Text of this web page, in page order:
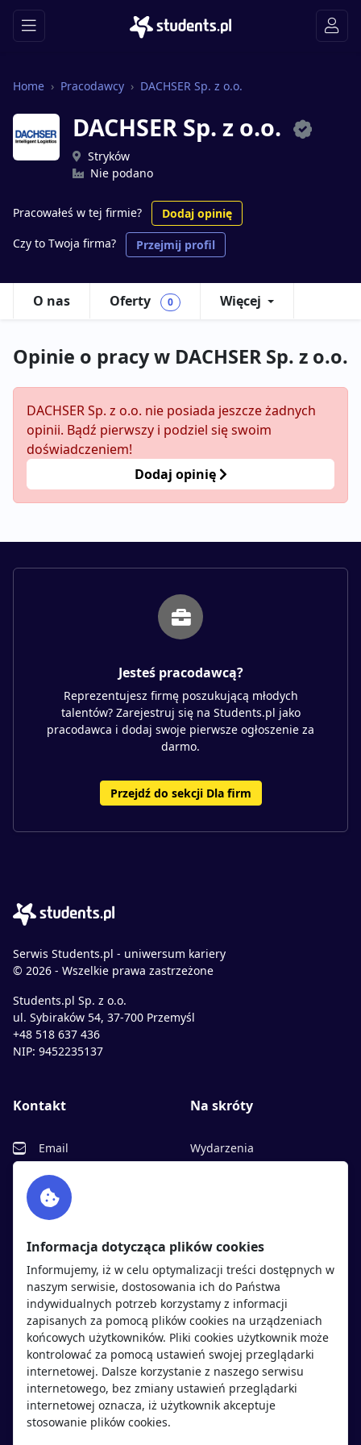
Home Pracodawcy DACHSER Sp. z o.o.
DACHSER Sp. z o.o.
Stryków
Nie podano
Pracowałeś w tej firmie?
Dodaj opinię
Czy to Twoja firma?
Przejmij profil
O nas Oferty 0 Więcej
Opinie o pracy w DACHSER Sp. z o.o.
DACHSER Sp. z o.o. nie posiada jeszcze żadnych
opinii. Bądź pierwszy i podziel się swoim
doświadczeniem!
Dodaj opinię
Jesteś pracodawcą?
Reprezentujesz firmę poszukującą młodych
talentów? Zarejestruj się na Students.pl jako
pracodawca i dodaj swoje pierwsze ogłoszenie za
darmo.
Przejdź do sekcji Dla firm
Serwis Students.pl - uniwersum kariery
© 2026 - Wszelkie prawa zastrzeżone
Students.pl Sp. z o.o.
ul. Sybiraków 54, 37-700 Przemyśl
+48 518 637 436
NIP: 9452235137
Kontakt
Email
Facebook
Twitter
Na skróty
Wydarzenia
Polityka cookies
Polityka prywatności
Kandydaci
Regulamin kandydata
Oferty pracy
Pracodawcy
Pracodawcy
Regulamin pracodawcy
Dodaj ogłoszenie
Informacja dotycząca plików cookies
Informujemy, iż w celu optymalizacji treści dostępnych w
naszym serwisie, dostosowania ich do Państwa
indywidualnych potrzeb korzystamy z informacji
zapisanych za pomocą plików cookies na urządzeniach
końcowych użytkowników. Pliki cookies użytkownik może
kontrolować za pomocą ustawień swojej przeglądarki
internetowej. Dalsze korzystanie z naszego serwisu
internetowego, bez zmiany ustawień przeglądarki
internetowej oznacza, iż użytkownik akceptuje
stosowanie plików cookies.